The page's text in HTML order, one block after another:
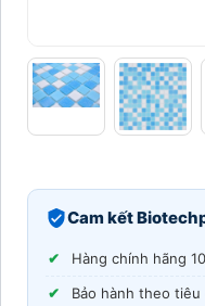
Cam kết
Hàng chính hãng
Bảo hành theo